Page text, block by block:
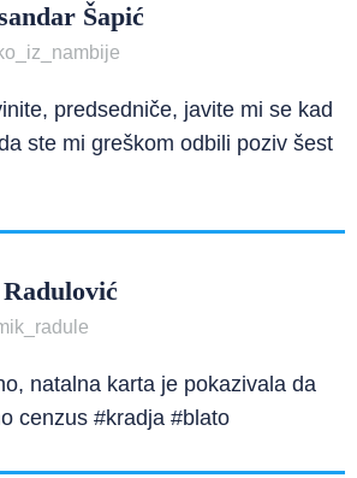
Šapić
predsedniče, javite mi se kad
ste mi greškom odbili poziv šest
Radulović
natalna karta je pokazivala da
cenzus #kradja #blato